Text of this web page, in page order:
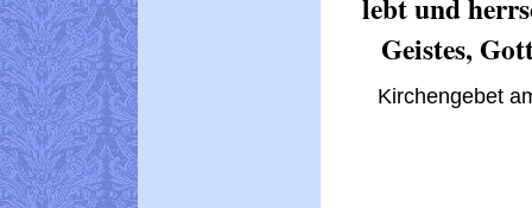
lebt und
Geistes,
Kirchengebet